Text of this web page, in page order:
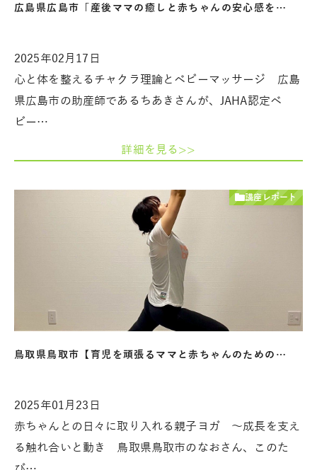
広島県広島市「産後ママの癒しと赤ちゃんの安心感を…
2025年02月17日
心と体を整えるチャクラ理論とベビーマッサージ 広島
県広島市の助産師であるちあきさんが、JAHA認定ベ
ビー…
詳細を見る>>
講座レポート
鳥取県鳥取市【育児を頑張るママと赤ちゃんのための…
2025年01月23日
赤ちゃんとの日々に取り入れる親子ヨガ ～成長を支え
る触れ合いと動き 鳥取県鳥取市のなおさん、このた